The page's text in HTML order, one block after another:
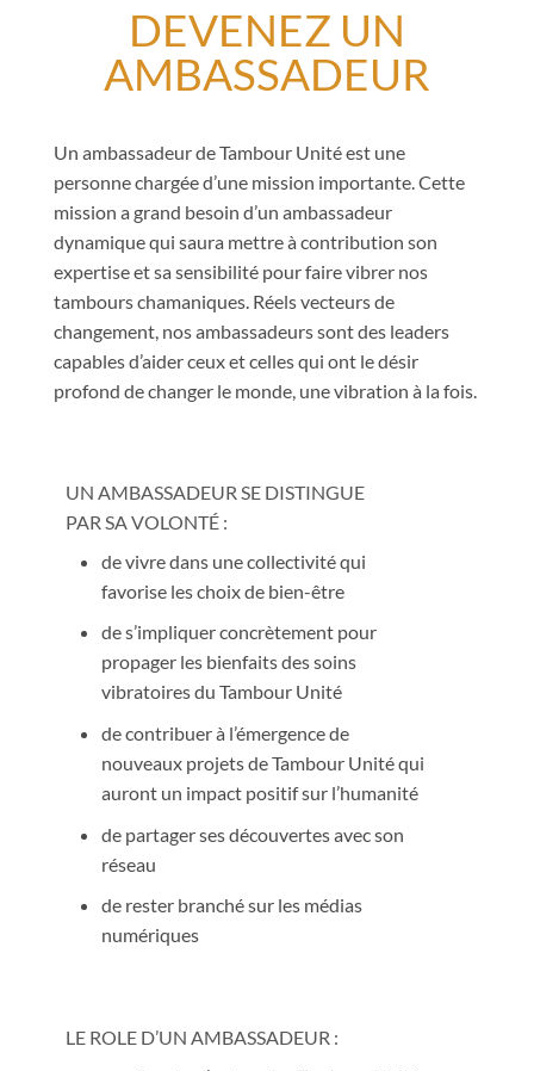
DEVENEZ UN
AMBASSADEUR
Un ambassadeur de Tambour Unité est une
personne chargée d’une mission importante. Cette
mission a grand besoin d’un ambassadeur
dynamique qui saura mettre à contribution son
expertise et sa sensibilité pour faire vibrer nos
tambours chamaniques. Réels vecteurs de
changement, nos ambassadeurs sont des leaders
capables d’aider ceux et celles qui ont le désir
profond de changer le monde, une vibration à la fois.
UN AMBASSADEUR SE DISTINGUE
PAR SA VOLONTÉ :
de vivre dans une collectivité qui
favorise les choix de bien-être
de s’impliquer concrètement pour
propager les bienfaits des soins
vibratoires du Tambour Unité
de contribuer à l’émergence de
nouveaux projets de Tambour Unité qui
auront un impact positif sur l’humanité
de partager ses découvertes avec son
réseau
de rester branché sur les médias
numériques
LE ROLE D’UN AMBASSADEUR :